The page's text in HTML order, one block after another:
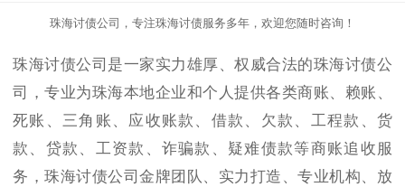
珠海讨债公司，专注珠海讨债服务多年，欢迎您随时咨询！
珠海讨债公司是一家实力雄厚、权威合法的珠海讨债公
司，专业为珠海本地企业和个人提供各类商账、赖账、
死账、三角账、应收账款、借款、欠款、工程款、货
款、贷款、工资款、诈骗款、疑难债款等商账追收服
务，珠海讨债公司金牌团队、实力打造、专业机构、放